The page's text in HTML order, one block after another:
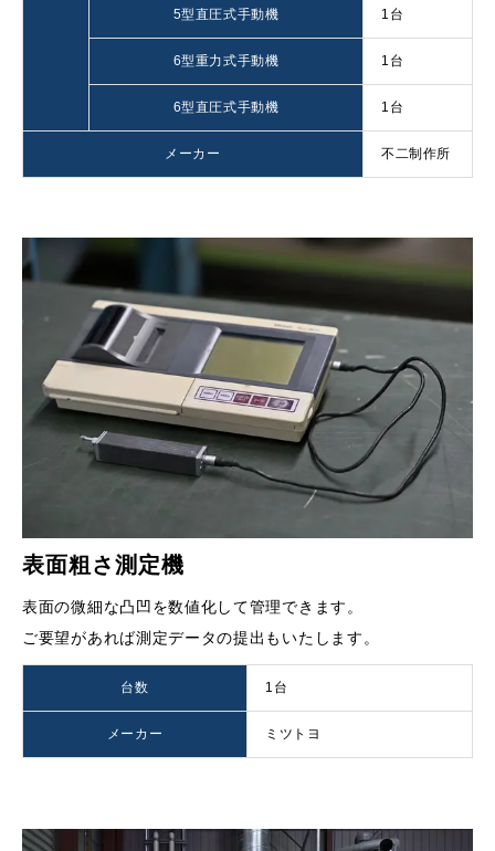
5型直圧式手動機 1台
6型重力式手動機 1台
6型直圧式手動機 1台
メーカー 不二制作所
表面粗さ測定機
表面の微細な凸凹を数値化して管理できます。
ご要望があれば測定データの提出もいたします。
台数 1台
メーカー ミツトヨ